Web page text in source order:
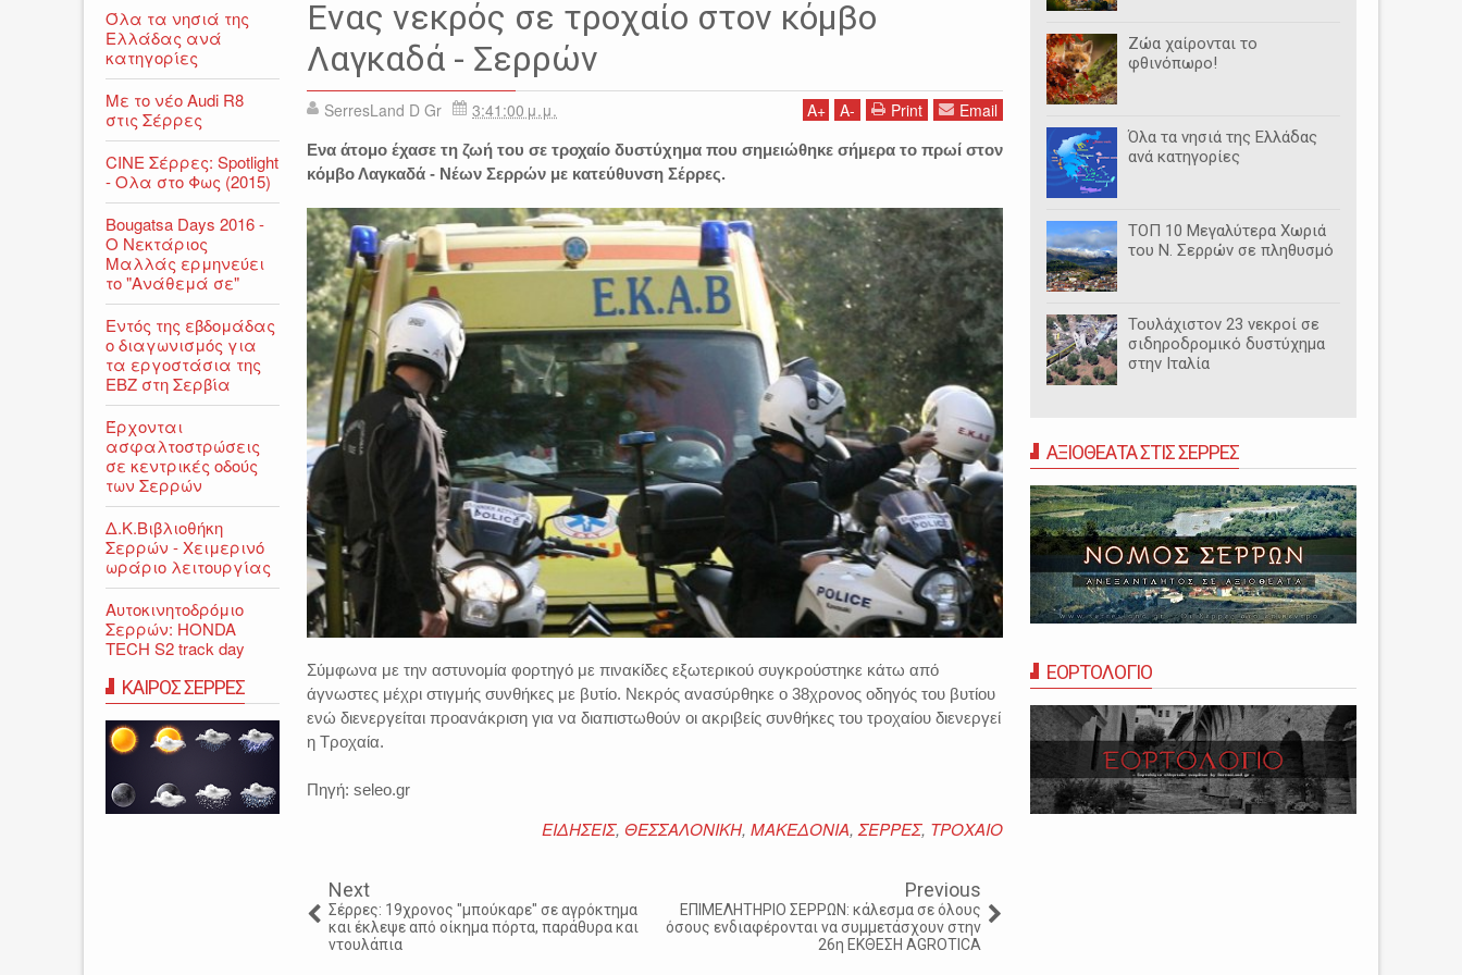
Ενας νεκρός σε τροχαίο στον κόμβο
Λαγκαδά - Σερρών
SerresLand D Gr 3:41:00 μ.μ. A+ A- Print Email
Ενα άτομο έχασε τη ζωή του σε τροχαίο δυστύχημα που σημειώθηκε σήμερα το πρωί στον
κόμβο Λαγκαδά - Νέων Σερρών με κατεύθυνση Σέρρες.
Σύμφωνα με την αστυνομία φορτηγό με πινακίδες εξωτερικού συγκρούστηκε κάτω από
άγνωστες μέχρι στιγμής συνθήκες με βυτίο. Νεκρός ανασύρθηκε ο 38χρονος οδηγός του βυτίου
ενώ διενεργείται προανάκριση για να διαπιστωθούν οι ακριβείς συνθήκες του τροχαίου διενεργεί
η Τροχαία.
Πηγή: seleo.gr
ΕΙΔΗΣΕΙΣ, ΘΕΣΣΑΛΟΝΙΚΗ, ΜΑΚΕΔΟΝΙΑ, ΣΕΡΡΕΣ, ΤΡΟΧΑΙΟ
Next
Σέρρες: 19χρονος "μπούκαρε" σε αγρόκτημα
και έκλεψε από οίκημα πόρτα, παράθυρα και
ντουλάπια
Previous
ΕΠΙΜΕΛΗΤΗΡΙΟ ΣΕΡΡΩΝ: κάλεσμα σε όλους
όσους ενδιαφέρονται να συμμετάσχουν στην
26η ΕΚΘΕΣΗ AGROTICA
Ζώα χαίρονται το
φθινόπωρο!
Όλα τα νησιά της Ελλάδας
ανά κατηγορίες
ΤΟΠ 10 Μεγαλύτερα Χωριά
του Ν. Σερρών σε πληθυσμό
Τουλάχιστον 23 νεκροί σε
σιδηροδρομικό δυστύχημα
στην Ιταλία
ΑΞΙΟΘΕΑΤΑ ΣΤΙΣ ΣΕΡΡΕΣ
ΕΟΡΤΟΛΟΓΙΟ
Όλα τα νησιά της
Ελλάδας ανά
κατηγορίες
Με το νέο Audi R8
στις Σέρρες
CINE Σέρρες: Spotlight
- Ολα στο Φως (2015)
Bougatsa Days 2016 -
Ο Νεκτάριος
Μαλλάς ερμηνεύει
το "Ανάθεμά σε"
Εντός της εβδομάδας
ο διαγωνισμός για
τα εργοστάσια της
ΕΒΖ στη Σερβία
Έρχονται
ασφαλτοστρώσεις
σε κεντρικές οδούς
των Σερρών
Δ.Κ.Βιβλιοθήκη
Σερρών - Χειμερινό
ωράριο λειτουργίας
Αυτοκινητοδρόμιο
Σερρών: HONDA
TECH S2 track day
ΚΑΙΡΟΣ ΣΕΡΡΕΣ